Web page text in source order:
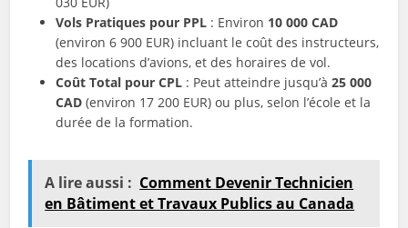
Vols Pratiques pour PPL : Environ 10 000 CAD
(environ 6 900 EUR) incluant le coût des instructeurs,
des locations d’avions, et des horaires de vol.
Coût Total pour CPL : Peut atteindre jusqu’à25 000
CAD (environ 17 200 EUR) ou plus, selon l’école et la
durée de la formation.
A lire aussi : Comment Devenir Technicien
en Bâtiment et Travaux Publics au Canada